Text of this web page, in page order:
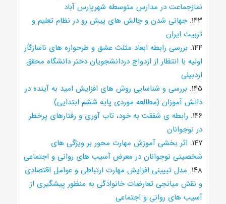
نمازجماعت در مدارس متوسطه شهرپارس آباد
۱۴۳. جهانی شدن و چالش های پیش رو در نظام تعلیم و
تربیت ایران
۱۴۴. بررسی رابطه ابعاد مثلث عشق و طرحواره های ناسازگار
اولیه با انتظار از ازدواج دردانشجویان دختر دانشگاه محقق
اردبیلی
۱۴۵. بررسی و شناسایی روش های افزایش امید به آینده در
دانش آموزان (مطالعه موردی پایه ششم ابتدایی)
۱۴۶. رابطه ی شفقت به خود، تاب آوری و رفتارهای پرخطر
در نوجوانان
۱۴۷. اثر بخشی آموزش مهارت محور بر ویژگی های
شخصیتی نوجوانان در معرض آسیب های روانی و اجتماعی
۱۴۸. مدل تبیینی افزایش مهارت ارتباطی و عوامل اقتصادی
و نقش میانجی تعارضات خانوادگی به منظور پیشگیری از
آسیب های روانی و اجتماعی